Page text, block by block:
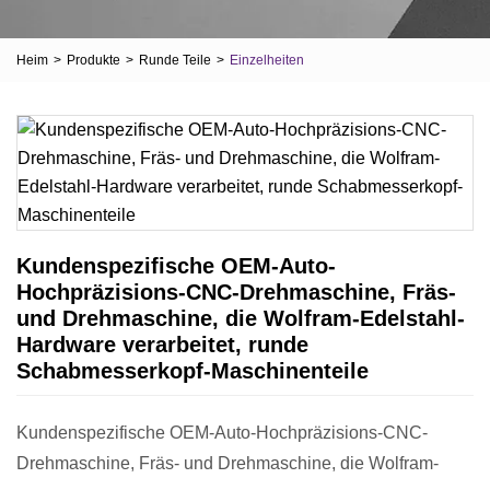
Heim > Produkte > Runde Teile > Einzelheiten
Kundenspezifische OEM-Auto-
Hochpräzisions-CNC-Drehmaschine, Fräs-
und Drehmaschine, die Wolfram-Edelstahl-
Hardware verarbeitet, runde
Schabmesserkopf-Maschinenteile
Kundenspezifische OEM-Auto-Hochpräzisions-CNC-
Drehmaschine, Fräs- und Drehmaschine, die Wolfram-